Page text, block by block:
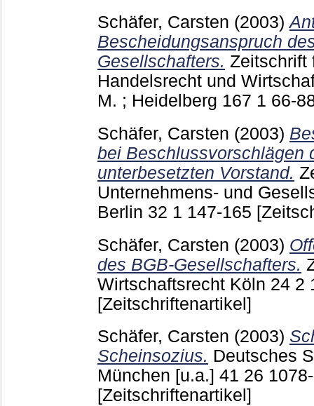
Schäfer, Carsten (2003)
Bescheidungsanspruch
Gesellschafters. Zeitschrift
Handelsrecht und
M. ; Heidelberg 167 1 66-
Schäfer, Carsten (2003)
bei Beschlussvorschlägen
unterbesetzten Vorstand.
Unternehmens- und
Berlin 32 1 147-165
Schäfer, Carsten (2003)
des BGB-Gesellschafters.
Wirtschaftsrecht Köln 24 2
[Zeitschriftenartikel]
Schäfer, Carsten (2003)
Scheinsozius. Deutsches
München [u.a.] 41 26
[Zeitschriftenartikel]